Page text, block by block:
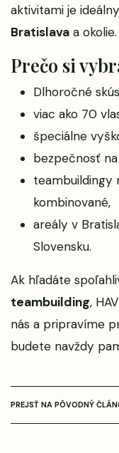
aktivitami je
Bratislava a okolie.
Prečo si
Dlhoročné
viac ako 70
špeciálne
bezpečnosť
teambuildingy
kombinované,
areály v
Slovensku.
Ak hľadáte
teambuilding,
nás a pripravíme
budete navždy
PREJSŤ NA PÔVODNÝ